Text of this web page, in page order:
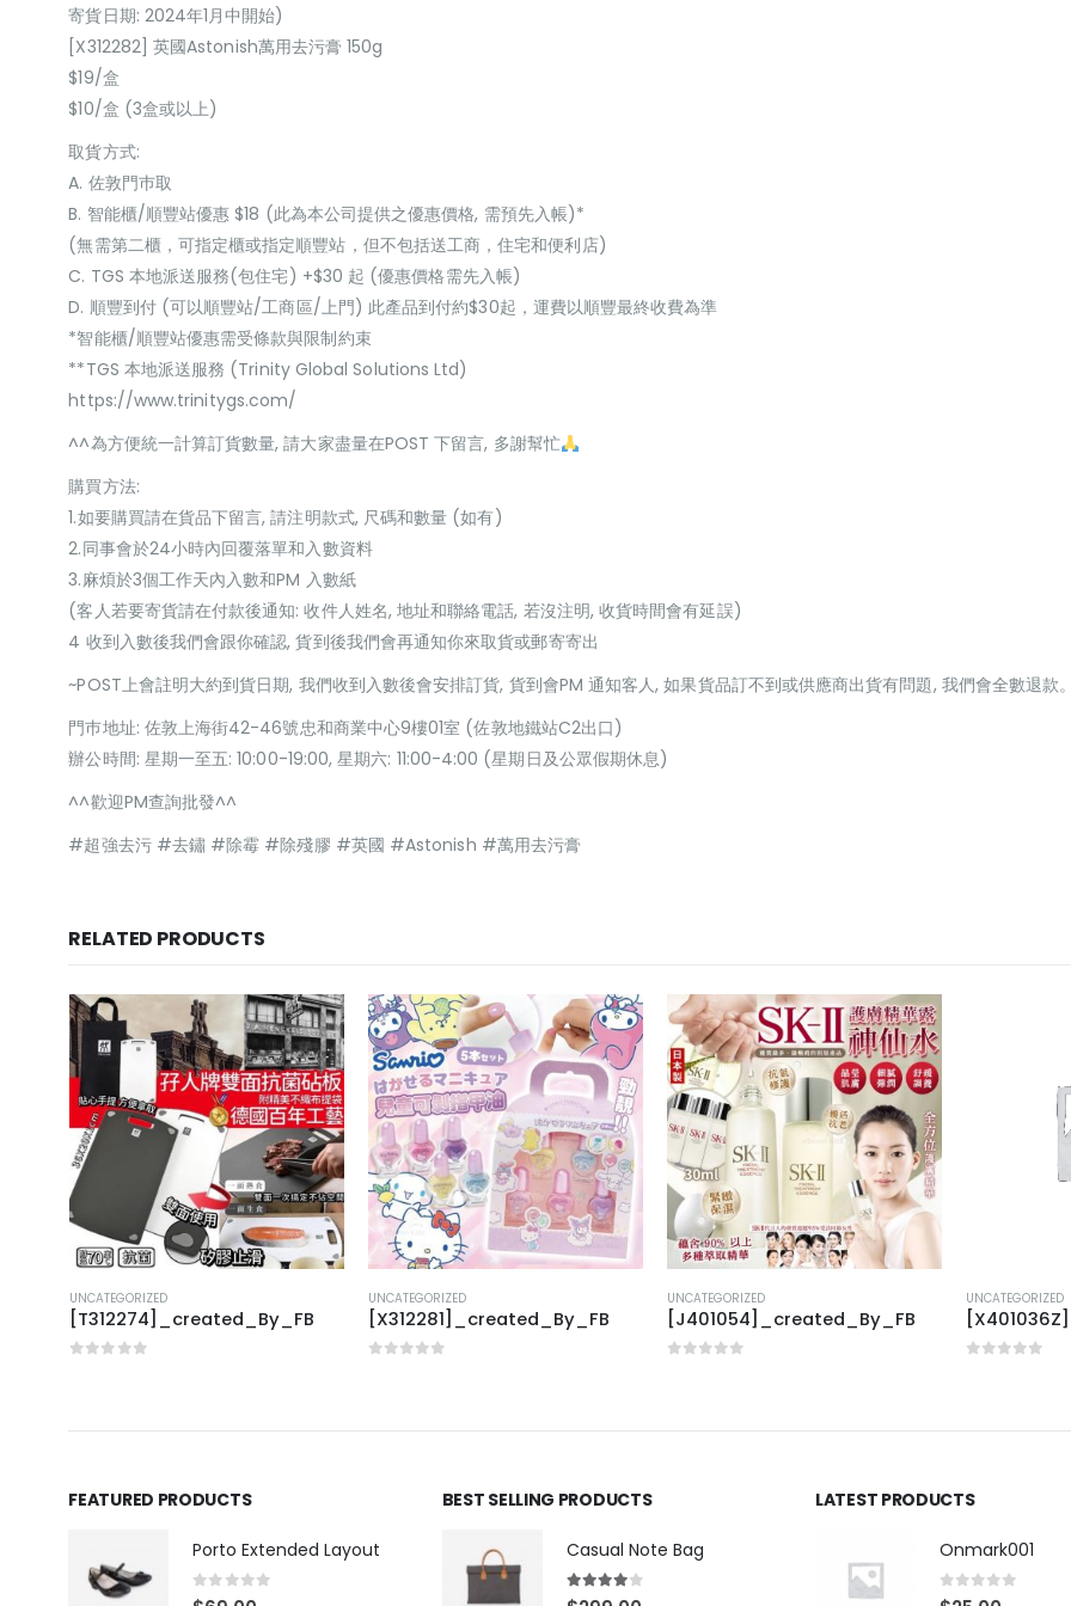
寄貨日期: 2024年1月中開始)
[X312282] 英國Astonish萬用去污膏 150g
$19/盒
$10/盒 (3盒或以上)
取貨方式:
A. 佐敦門巿取
B. 智能櫃/順豐站優惠 $18 (此為本公司提供之優惠價格, 需預先入帳)*
(無需第二櫃，可指定櫃或指定順豐站，但不包括送工商，住宅和便利店)
C. TGS 本地派送服務(包住宅) +$30 起 (優惠價格需先入帳)
D. 順豐到付 (可以順豐站/工商區/上門) 此產品到付約$30起，運費以順豐最終收費為準
*智能櫃/順豐站優惠需受條款與限制約束
**TGS 本地派送服務 (Trinity Global Solutions Ltd)
https://www.trinitygs.com/
^^為方便統一計算訂貨數量, 請大家盡量在POST 下留言, 多謝幫忙
購買方法:
1.如要購買請在貨品下留言, 請注明款式, 尺碼和數量 (如有)
2.同事會於24小時內回覆落單和入數資料
3.麻煩於3個工作天內入數和PM 入數紙
(客人若要寄貨請在付款後通知: 收件人姓名, 地址和聯絡電話, 若沒注明, 收貨時間會有延誤)
4 收到入數後我們會跟你確認, 貨到後我們會再通知你來取貨或郵寄寄出
~POST上會註明大約到貨日期, 我們收到入數後會安排訂貨, 貨到會PM 通知客人, 如果貨品訂不到或供應商出貨有問題, 我們會全數退款
門巿地址: 佐敦上海街42-46號忠和商業中心9樓01室 (佐敦地鐵站C2出口)
辦公時間: 星期一至五: 10:00-19:00, 星期六: 11:00-4:00 (星期日及公眾假期休息)
^^歡迎PM查詢批發^^
#超強去污 #去鏽 #除霉 #除殘膠 #英國 #Astonish #萬用去污膏
RELATED PRODUCTS
UNCATEGORIZED
[T312274]_created_By_FB
UNCATEGORIZED
[X312281]_created_By_FB
UNCATEGORIZED
[J401054]_created_By_FB
UNCATEGORIZED
FEATURED PRODUCTS
Porto Extended Layout
0 out of 5
BEST SELLING PRODUCTS
Casual Note Bag
4.00out of 5
LATEST PRODUCTS
Onmark001
0 out of 5